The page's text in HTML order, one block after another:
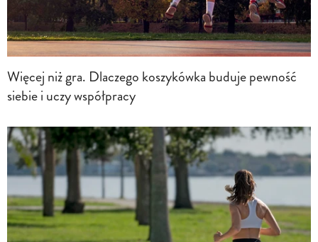
Więcej niż gra. Dlaczego koszykówka buduje pewność
siebie i uczy współpracy